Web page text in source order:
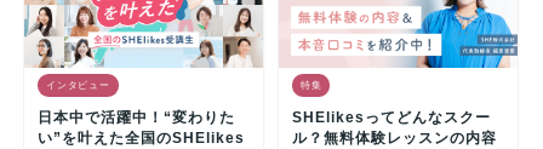
インタビュー
日本中で活躍中！“変わりた
い”を叶えた全国のSHElikes
特集
SHElikesってどんなスクー
ル？無料体験レッスンの内容